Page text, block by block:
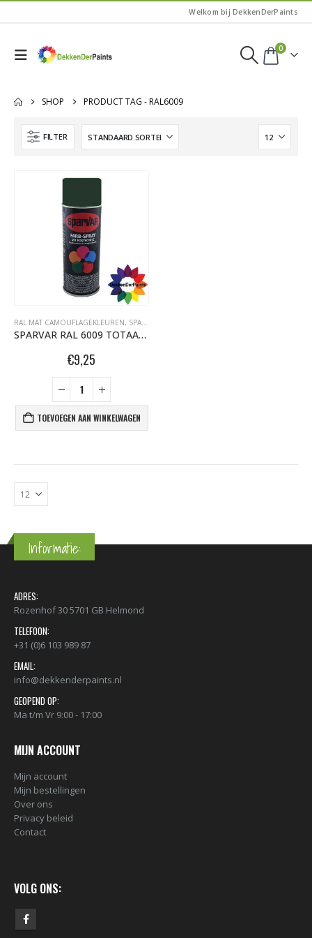
Welkom bij DekkenDerPaints
0
SHOP PRODUCT TAG -RAL6009
FILTER
RAL MAT CAMOUFLAGEKLEUREN, SPARVAR GRAFFITI SPUITBUSSEN
SPARVAR RAL 6009 TOTAAL MAT Camouflage Legerkleuren Dennengroen
€9,25
TOEVOEGEN AAN WINKELWAGEN
Informatie:
ADRES:
Rozenhof 30 5701 GB Helmond
TELEFOON:
+31 (0)6 103 989 87
EMAIL:
info@dekkenderpaints.nl
GEOPEND OP:
Ma t/m Vr 9:00 - 17:00
MIJN ACCOUNT
Mijn account
Mijn bestellingen
Over ons
Privacy beleid
Contact
VOLG ONS: